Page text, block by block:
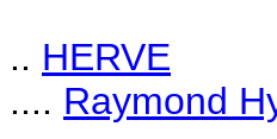
.. HERVE
.... Raymond